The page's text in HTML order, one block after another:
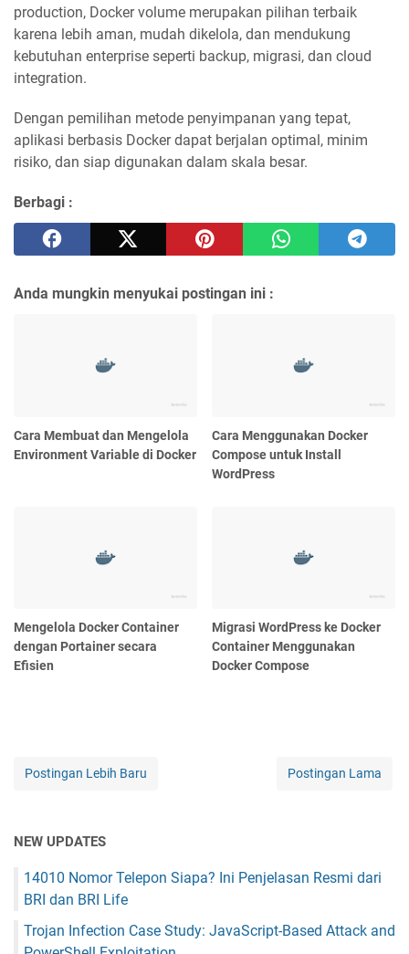
production, Docker volume merupakan pilihan terbaik
karena lebih aman, mudah dikelola, dan mendukung
kebutuhan enterprise seperti backup, migrasi, dan cloud
integration.
Dengan pemilihan metode penyimpanan yang tepat,
aplikasi berbasis Docker dapat berjalan optimal, minim
risiko, dan siap digunakan dalam skala besar.
Berbagi :
Anda mungkin menyukai postingan ini :
Cara Membuat dan Mengelola
Environment Variable di Docker
Cara Menggunakan Docker
Compose untuk Install
WordPress
Mengelola Docker Container
dengan Portainer secara
Efisien
Migrasi WordPress ke Docker
Container Menggunakan
Docker Compose
Postingan Lebih Baru Postingan Lama
NEW UPDATES
14010 Nomor Telepon Siapa? Ini Penjelasan Resmi dari
BRI dan BRI Life
Trojan Infection Case Study: JavaScript-Based Attack and